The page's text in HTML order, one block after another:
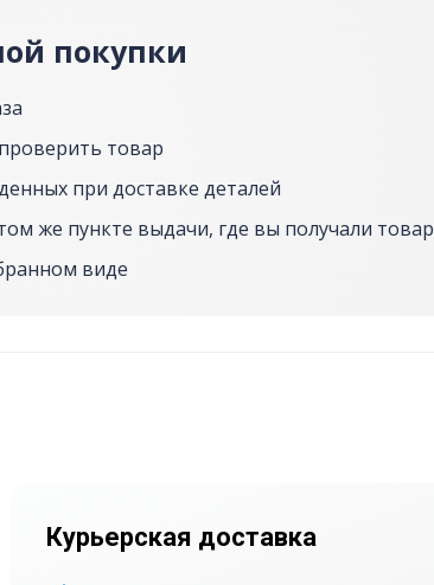
покупки
товар
при доставке деталей
же пункте выдачи, где вы получали товар
виде
Курьерская доставка